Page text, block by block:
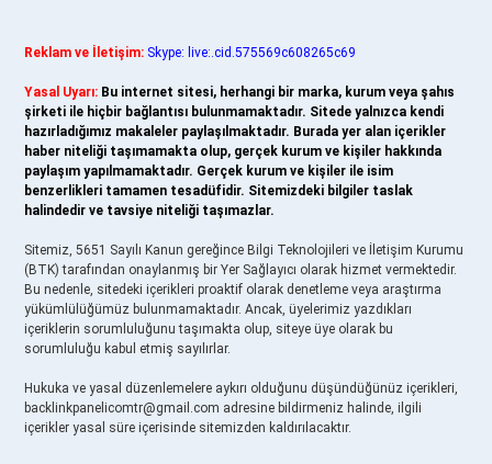
Reklam ve İletişim: Skype: live:.cid.575569c608265c69
Yasal Uyarı: Bu internet sitesi, herhangi bir marka, kurum veya şahıs
şirketi ile hiçbir bağlantısı bulunmamaktadır. Sitede yalnızca kendi
hazırladığımız makaleler paylaşılmaktadır. Burada yer alan içerikler
haber niteliği taşımamakta olup, gerçek kurum ve kişiler hakkında
paylaşım yapılmamaktadır. Gerçek kurum ve kişiler ile isim
benzerlikleri tamamen tesadüfidir. Sitemizdeki bilgiler taslak
halindedir ve tavsiye niteliği taşımazlar.
Sitemiz, 5651 Sayılı Kanun gereğince Bilgi Teknolojileri ve İletişim Kurumu
(BTK) tarafından onaylanmış bir Yer Sağlayıcı olarak hizmet vermektedir.
Bu nedenle, sitedeki içerikleri proaktif olarak denetleme veya araştırma
yükümlülüğümüz bulunmamaktadır. Ancak, üyelerimiz yazdıkları
içeriklerin sorumluluğunu taşımakta olup, siteye üye olarak bu
sorumluluğu kabul etmiş sayılırlar.
Hukuka ve yasal düzenlemelere aykırı olduğunu düşündüğünüz içerikleri,
backlinkpanelicomtr@gmail.com adresine bildirmeniz halinde, ilgili
içerikler yasal süre içerisinde sitemizden kaldırılacaktır.